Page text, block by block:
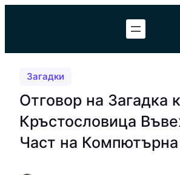
Загадки
Отговор на Загадка
Кръстословица
Част на